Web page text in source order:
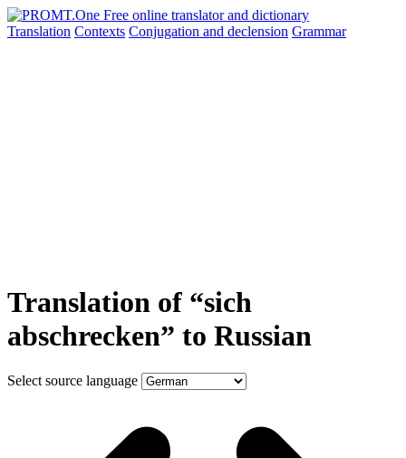
Translation Contexts Conjugation and declension Grammar
Translation of “sich
abschrecken” to Russian
Select source language